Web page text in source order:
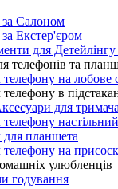
за Салоном
Екстер'єром
для
телефонів та
на лобове
в
для
настільний
для планшета
на
улюбленців
годування